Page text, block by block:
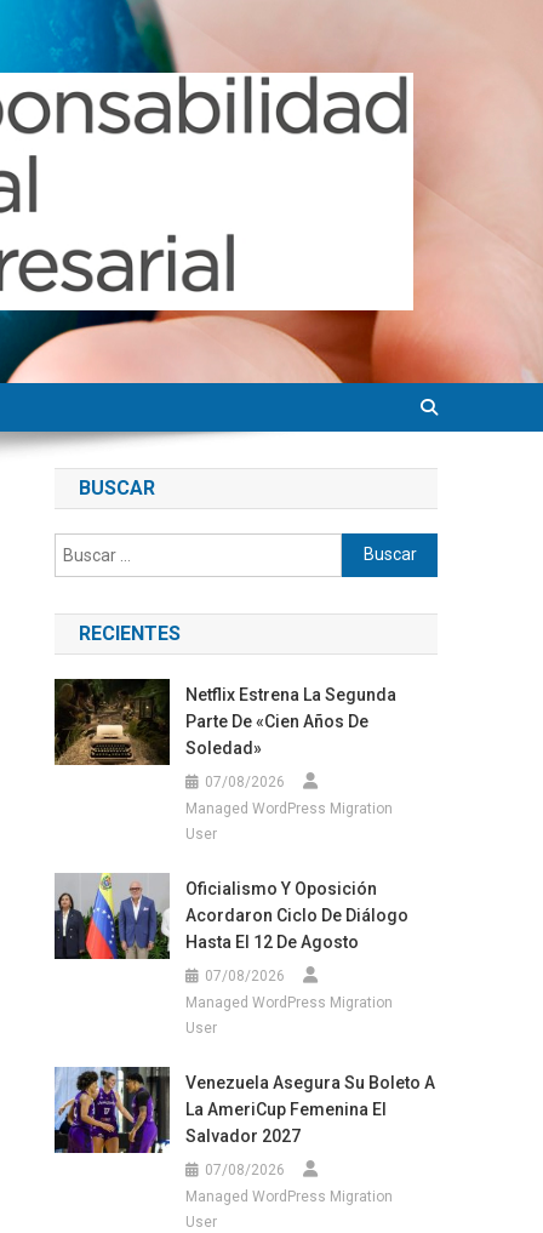
BUSCAR
Buscar:
RECIENTES
Netflix Estrena La Segunda
Parte De «Cien Años De
Soledad»
07/08/2026
Managed WordPress Migration
User
Oficialismo Y Oposición
Acordaron Ciclo De Diálogo
Hasta El 12 De Agosto
07/08/2026
Managed WordPress Migration
User
Venezuela Asegura Su Boleto A
La AmeriCup Femenina El
Salvador 2027
07/08/2026
Managed WordPress Migration
User